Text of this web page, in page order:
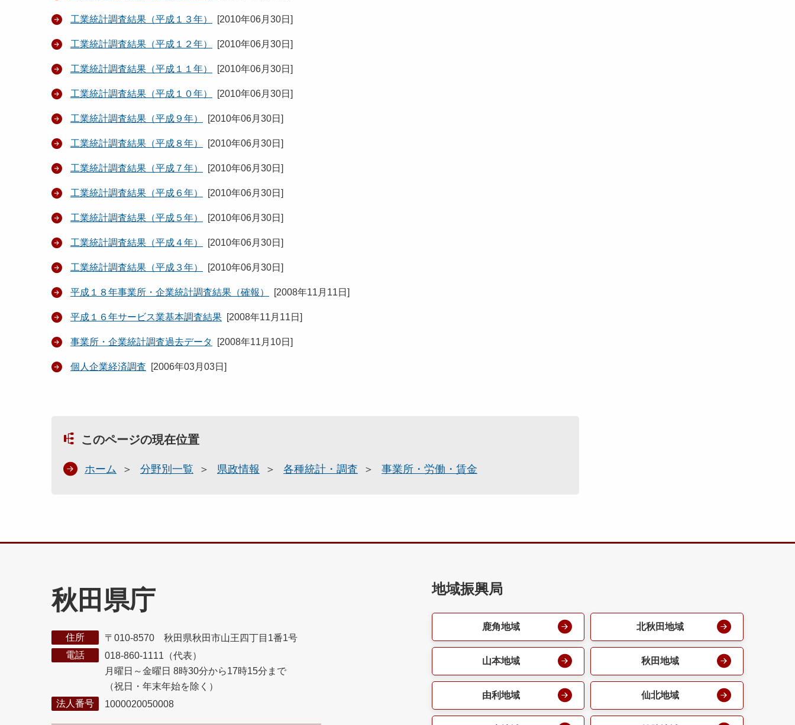
工業統計調査結果（平成１３年） [2010年06月30日 ]
工業統計調査結果（平成１２年） [2010年06月30日 ]
工業統計調査結果（平成１１年） [2010年06月30日 ]
工業統計調査結果（平成１０年） [2010年06月30日 ]
工業統計調査結果（平成９年） [2010年06月30日 ]
工業統計調査結果（平成８年） [2010年06月30日 ]
工業統計調査結果（平成７年） [2010年06月30日 ]
工業統計調査結果（平成６年） [2010年06月30日 ]
工業統計調査結果（平成５年） [2010年06月30日 ]
工業統計調査結果（平成４年） [2010年06月30日 ]
工業統計調査結果（平成３年） [2010年06月30日 ]
平成１８年事業所・企業統計調査結果（確報） [2008年11月11日 ]
平成１６年サービス業基本調査結果 [2008年11月11日 ]
事業所・企業統計調査過去データ [2008年11月10日 ]
個人企業経済調査 [2006年03月03日 ]
このページの現在位置
ホーム 分野別一覧 県政情報 各種統計・調査 事業所・労働・賃金
秋田県庁
住所
〒010-8570 秋田県秋田市山王四丁目1番1号
電話
018-860-1111（代表）
月曜日～金曜日 8時30分から17時15分まで
（祝日・年末年始を除く）
法人番号
1000020050008
地域振興局
鹿角地域 北秋田地域
山本地域 秋田地域
由利地域 仙北地域